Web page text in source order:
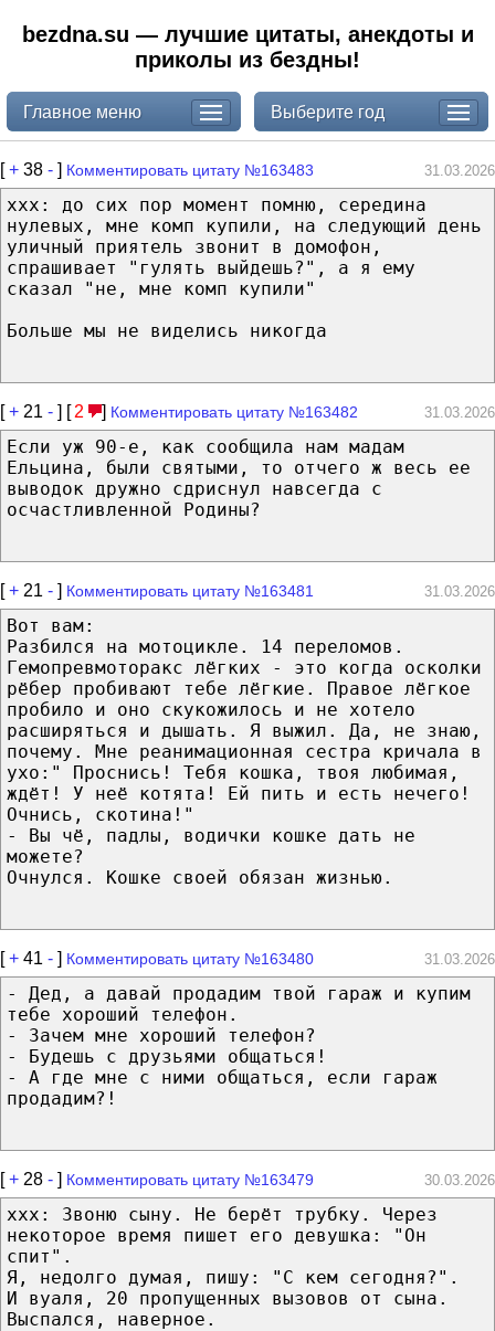
bezdna.su — лучшие цитаты, анекдоты и
приколы из бездны!
Главное меню Выберите год
[+ 38 - ] Комментировать цитату №163483 31.03.2026
xxx: до сих пор момент помню, середина
нулевых, мне комп купили, на следующий день
уличный приятель звонит в домофон,
спрашивает "гулять выйдешь?", а я ему
сказал "не, мне комп купили"
Больше мы не виделись никогда
[+ 21 - ] [ 2 ] Комментировать цитату №163482 31.03.2026
Если уж 90-е, как сообщила нам мадам
Ельцина, были святыми, то отчего ж весь ее
выводок дружно сдриснул навсегда с
осчастливленной Родины?
[+ 21 - ] Комментировать цитату №163481 31.03.2026
Вот вам:
Разбился на мотоцикле. 14 переломов.
Гемопревмоторакс лёгких - это когда осколки
рёбер пробивают тебе лёгкие. Правое лёгкое
пробило и оно скукожилось и не хотело
расширяться и дышать. Я выжил. Да, не знаю,
почему. Мне реанимационная сестра кричала в
ухо:" Проснись! Тебя кошка, твоя любимая,
ждёт! У неё котята! Ей пить и есть нечего!
Очнись, скотина!"
- Вы чё, падлы, водички кошке дать не
можете?
Очнулся. Кошке своей обязан жизнью.
[+ 41 - ] Комментировать цитату №163480 31.03.2026
- Дед, а давай продадим твой гараж и купим
тебе хороший телефон.
- Зачем мне хороший телефон?
- Будешь с друзьями общаться!
- А где мне с ними общаться, если гараж
продадим?!
[+ 28 - ] Комментировать цитату №163479 30.03.2026
xxx: Звоню сыну. Не берёт трубку. Через
некоторое время пишет его девушка: "Он
спит".
Я, недолго думая, пишу: "С кем сегодня?".
И вуаля, 20 пропущенных вызовов от сына.
Выспался, наверное.